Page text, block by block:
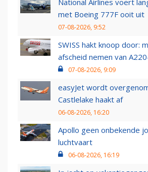
National Airlines voert
met Boeing 777F ooit uit
07-08-2026, 9:52
SWISS hakt knoop door:
afscheid nemen van
07-08-2026, 9:09
easyJet wordt
Castlelake haakt af
06-08-2026, 16:20
Apollo geen onbekende
luchtvaart
06-08-2026, 16:19